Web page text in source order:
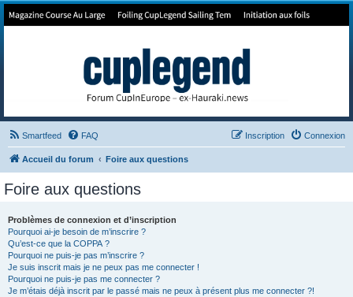
Forum de Cup In Europe
Smartfeed FAQ Connexion
Inscription
Accueil du forum Foire aux questions
Foire aux questions
Problèmes de connexion et d’inscription
Pourquoi ai-je besoin de m’inscrire ?
Qu’est-ce que la COPPA ?
Pourquoi ne puis-je pas m’inscrire ?
Je suis inscrit mais je ne peux pas me connecter !
Pourquoi ne puis-je pas me connecter ?
Je m’étais déjà inscrit par le passé mais ne peux à présent plus me connecter ?!